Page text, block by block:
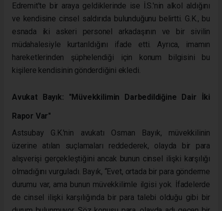
Edremit’te bir araya geldiklerinde ise İ.S.'nin alkol aldığını
ve kendisine cinsel saldırıda bulunduğunu belirtti. G.K., bu
esnada iki askeri personel arkadaşının ve bir sivilin
müdahalesiyle kurtarıldığını ifade etti. Ayrıca, imamın
hareketlerinden şüphelendiği için konum bilgisini bu
kişilere kendisinin gönderdiğini ekledi.
Avukat Bayık: "Müvekkilimin Darbedildiğine Dair İki
Rapor Var"
Astsubay G.K.'nin avukatı Osman Bayık, müvekkilinin
üzerine atılan suçlamaları reddederek, olayda bir para
alışverişi gerçekleştiğini ancak bunun cinsel ilişki karşılığı
olmadığını vurguladı. Bayık, “Evet, ortada bir para gönderme
durumu var, ama bunun müvekkilimle ilgisi yok. İfadelerde
de cinsel ilişki karşılığında bir para talebi olduğu gibi bir